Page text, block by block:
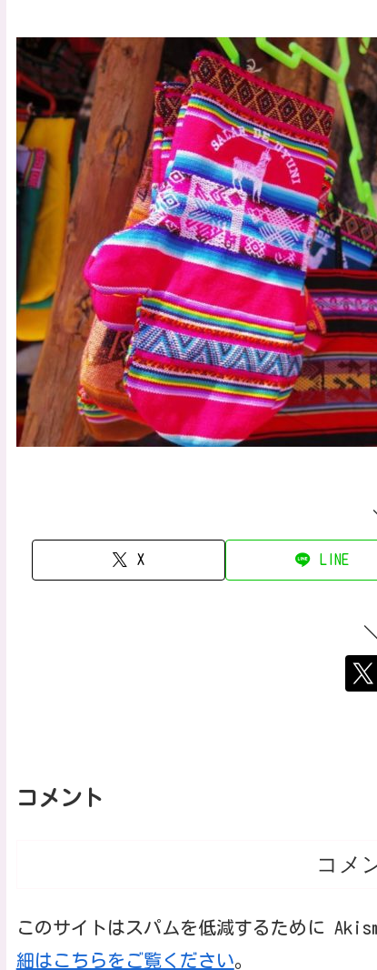
X LINE
コメント
コメ
このサイトはスパムを低減するために
細はこちらをご覧ください。